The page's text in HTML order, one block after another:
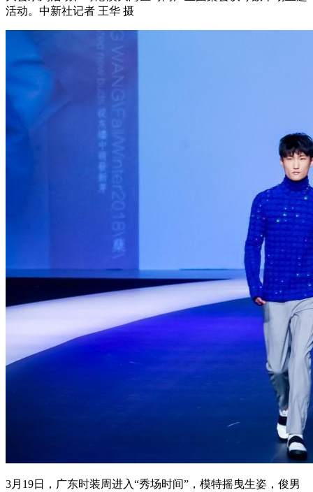
活动。中新社记者 王华 摄
3月19日，广东时装周进入“秀场时间”，模特摇曳生姿，俊男